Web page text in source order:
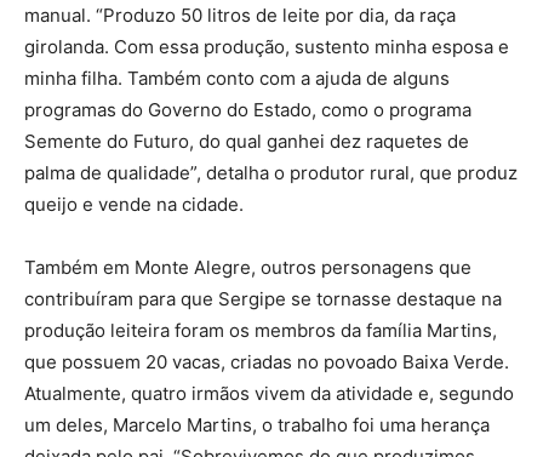
manual. “Produzo 50 litros de leite por dia, da raça
girolanda. Com essa produção, sustento minha esposa e
minha filha. Também conto com a ajuda de alguns
programas do Governo do Estado, como o programa
Semente do Futuro, do qual ganhei dez raquetes de
palma de qualidade”, detalha o produtor rural, que produz
queijo e vende na cidade.
Também em Monte Alegre, outros personagens que
contribuíram para que Sergipe se tornasse destaque na
produção leiteira foram os membros da família Martins,
que possuem 20 vacas, criadas no povoado Baixa Verde.
Atualmente, quatro irmãos vivem da atividade e, segundo
um deles, Marcelo Martins, o trabalho foi uma herança